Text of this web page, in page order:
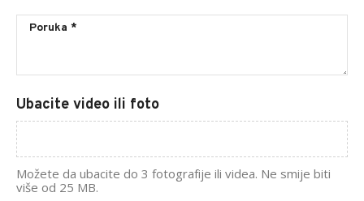
Ubacite video ili foto
Možete da ubacite do 3 fotografije ili videa. Ne smije biti
više od 25 MB.